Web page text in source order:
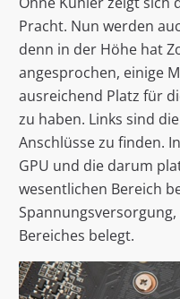
Pracht. Nun werden
denn in der Höhe hat
angesprochen, einige
ausreichend Platz für
zu haben. Links sind
Anschlüsse zu finden.
GPU und die darum
wesentlichen Bereich
Bereiches belegt.